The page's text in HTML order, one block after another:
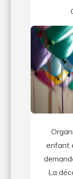
enfant
La